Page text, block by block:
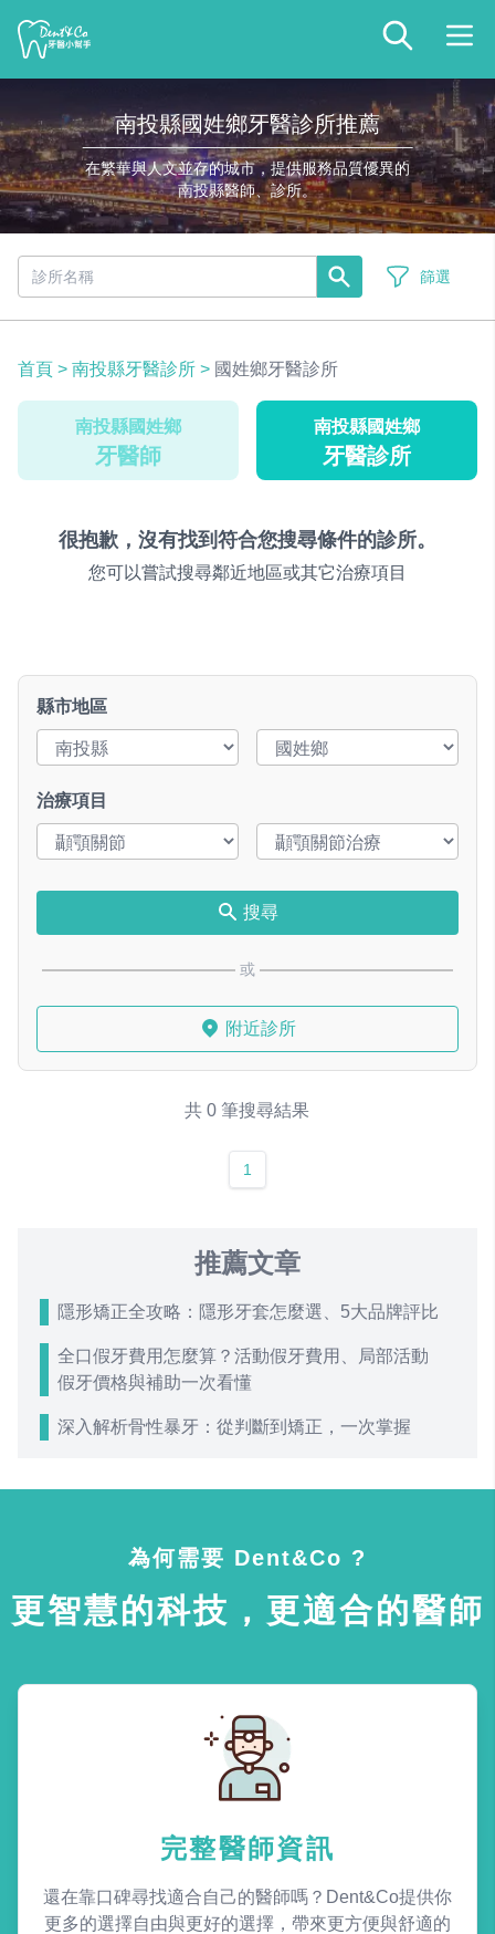
南投縣國姓鄉牙醫診所推薦
在繁華與人文並存的城市，提供服務品質優異的
南投縣醫師、診所。
篩選
首頁 > 南投縣牙醫診所 > 國姓鄉牙醫診所
南投縣國姓鄉
牙醫師
南投縣國姓鄉
牙醫診所
很抱歉，沒有找到符合您搜尋條件的診所。
您可以嘗試搜尋鄰近地區或其它治療項目
縣市地區
治療項目
搜尋
或
附近診所
共 0 筆搜尋結果
1
推薦文章
隱形矯正全攻略：隱形牙套怎麼選、5大品牌評比
全口假牙費用怎麼算？活動假牙費用、局部活動
假牙價格與補助一次看懂
深入解析骨性暴牙：從判斷到矯正，一次掌握
為何需要 Dent&Co ?
更智慧的科技，更適合的醫師
完整醫師資訊
還在靠口碑尋找適合自己的醫師嗎？Dent&Co提供你
更多的選擇自由與更好的選擇，帶來更方便與舒適的